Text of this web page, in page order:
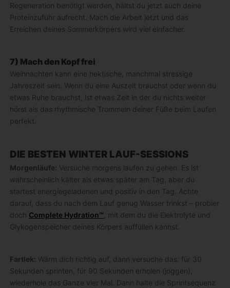
Regeneration benötigt werden, hältst du jetzt auch deine
Proteinzufuhr aufrecht. Mach die Arbeit jetzt und das
Erreichen deines Sommerkörpers wird viel einfacher.
7) Mach den Kopf frei
Weihnachten kann eine hektische, manchmal stressige
Jahreszeit sein. Wenn du eine Auszeit brauchst oder wenn du
etwas Ruhe brauchst, ist etwas Zeit in der du nichts weiter
hörst als das rhythmische Trommeln deiner Füße beim Laufen
perfekt.
DIE BESTEN WINTER LAUF-SESSIONS
Morgenläufe: Versuche morgens laufen zu gehen. Es ist
wahrscheinlich kälter als etwas später am Tag, aber du
startest energiegeladenen und positiv in den Tag. Achte
darauf, dass du nach dem Lauf genug Wasser trinkst – probier
doch Complete Hydration™ , mit dem du die Elektrolyte und
Glykogenspeicher deines Körpers auffüllen kannst.
Fartlek: Wärm dich richtig auf, dann versuche das: für 30
Sekunden sprinten, für 90 Sekunden erholen (joggen),
wiederhole das Ganze vier Mal. Dann halte die Sprintsequenz